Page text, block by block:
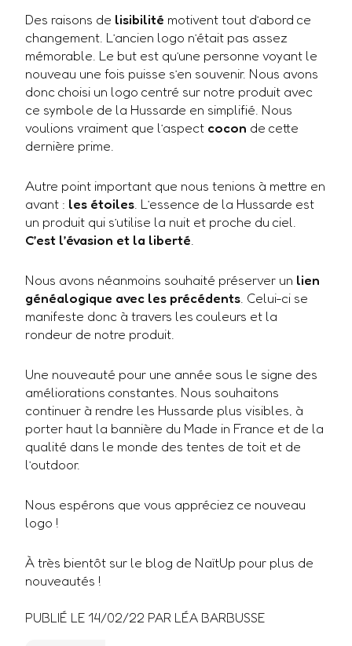
Des raisons de lisibilité motivent tout d’abord ce
changement. L’ancien logo n’était pas assez
mémorable. Le but est qu’une personne voyant le
nouveau une fois puisse s’en souvenir. Nous avons
donc choisi un logo centré sur notre produit avec
ce symbole de la Hussarde en simplifié. Nous
voulions vraiment que l’aspect cocon de cette
dernière prime.
Autre point important que nous tenions à mettre en
avant : les étoiles. L’essence de la Hussarde est
un produit qui s’utilise la nuit et proche du ciel.
C’est l’évasion et la liberté.
Nous avons néanmoins souhaité préserver un lien
généalogique avec les précédents. Celui-ci se
manifeste donc à travers les couleurs et la
rondeur de notre produit.
Une nouveauté pour une année sous le signe des
améliorations constantes. Nous souhaitons
continuer à rendre les Hussarde plus visibles, à
porter haut la bannière du Made in France et de la
qualité dans le monde des tentes de toit et de
l’outdoor.
Nous espérons que vous appréciez ce nouveau
logo !
À très bientôt sur le blog de NaïtUp pour plus de
nouveautés !
PUBLIÉ LE 14/02/22 PAR LÉA BARBUSSE